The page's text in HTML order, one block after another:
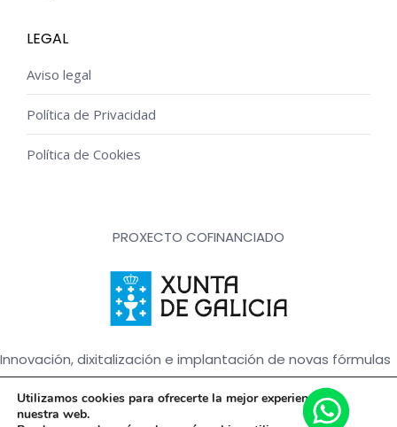
LEGAL
Aviso legal
Política de Privacidad
Política de Cookies
PROXECTO COFINANCIADO
Innovación, dixitalización e implantación de novas fórmulas
de comercialización e expansión do sector comercial e
artesanal
Utilizamos cookies para ofrecerte la mejor experiencia en
nuestra web.